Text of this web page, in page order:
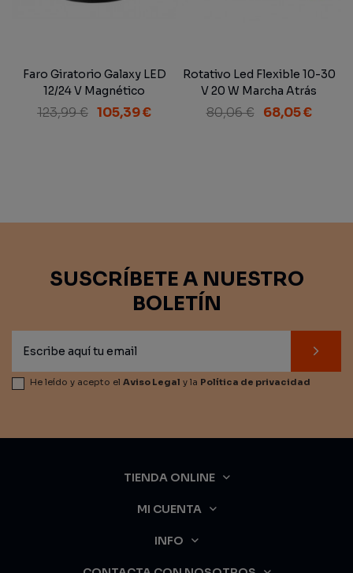
Faro Giratorio Galaxy LED
12/24 V Magnético
123,99 € 105,39 €
Rotativo Led Flexible 10-30
V 20 W Marcha Atrás
80,06 € 68,05 €
SUSCRÍBETE A NUESTRO
BOLETÍN
He leído y acepto el Aviso Legal y la Política de privacidad
TIENDA ONLINE
MI CUENTA
INFO